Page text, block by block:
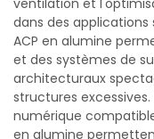
ventilation et
dans des applications
ACP en alumine
et des systèmes de
architecturaux
structures
numérique
en alumine